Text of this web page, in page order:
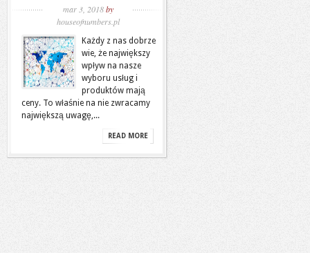
mar 3, 2018by
houseofnumbers.pl
Każdy z nas dobrze
wie, że największy
wpływ na nasze
wyboru usług i
produktów mają
ceny. To właśnie na nie zwracamy
największą uwagę,...
READ MORE